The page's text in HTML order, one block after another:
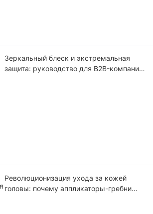
Зеркальный блеск и экстремальная
защита: руководство для B2B-компаний
Революционизация ухода за кожей
головы: почему аппликаторы-гребни